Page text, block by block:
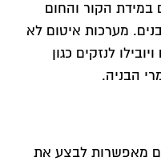
במידת הקור והחום
מערכות איטום לא
לנזקים כגון
הבניה.
מאפשרות לבצע את